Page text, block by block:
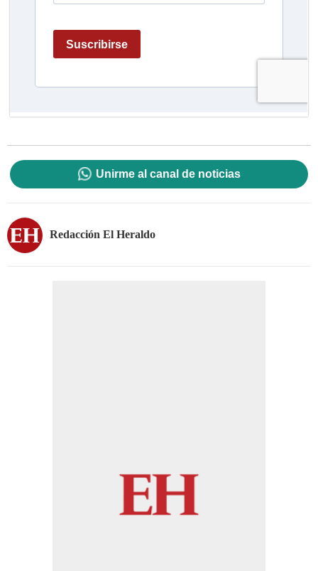
Unirme al canal de noticias
Redacción El Heraldo